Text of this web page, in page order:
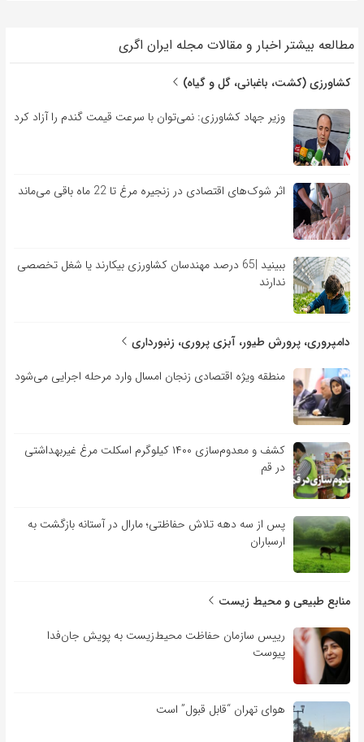
مطالعه بیشتر اخبار و مقالات مجله ایران اگری
کشاورزی (کشت، باغبانی، گل و گیاه)
وزیر جهاد کشاورزی: نمی‌توان با سرعت قیمت گندم را آزاد کرد
اثر شوک‌های اقتصادی در زنجیره مرغ تا 22 ماه باقی می‌ماند
ببینید |65 درصد مهندسان کشاورزی بیکارند یا شغل تخصصی
ندارند
دامپروری، پرورش طیور، آبزی پروری، زنبورداری
منطقه ویژه اقتصادی زنجان امسال وارد مرحله اجرایی می‌شود
کشف و معدوم‌سازی ۱۴۰۰ کیلوگرم اسکلت مرغ غیربهداشتی
در قم
پس از سه دهه تلاش حفاظتی؛ مارال در آستانه بازگشت به
ارسباران
منابع طبیعی و محیط زیست
رییس سازمان حفاظت محیط‌زیست به پویش جان‌فدا
پیوست
هوای تهران “قابل قبول” است